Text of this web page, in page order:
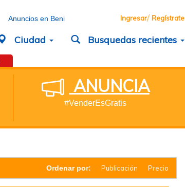
Anuncios en Beni Ingresar/ Regístrate
Ciudad Busquedas recientes
ANUNCIA
#VenderEsGratis
Ordenar por: Publicación Precio